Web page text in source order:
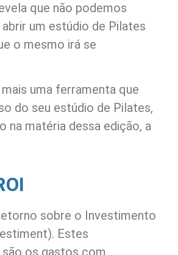
que não podemos
um estúdio de Pilates
o mesmo irá se
uma ferramenta que
do seu estúdio de Pilates,
na matéria dessa edição, a
sobre o Investimento
Estes
os gastos com